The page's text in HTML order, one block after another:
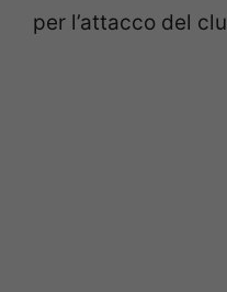
per l’attacco del